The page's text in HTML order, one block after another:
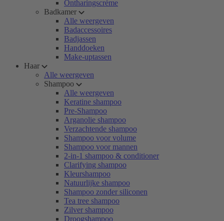
Ontharingscrème
Badkamer
Alle weergeven
Badaccessoires
Badjassen
Handdoeken
Make-uptassen
Haar
Alle weergeven
Shampoo
Alle weergeven
Keratine shampoo
Pre-Shampoo
Arganolie shampoo
Verzachtende shampoo
Shampoo voor volume
Shampoo voor mannen
2-in-1 shampoo & conditioner
Clarifying shampoo
Kleurshampoo
Natuurlijke shampoo
Shampoo zonder siliconen
Tea tree shampoo
Zilver shampoo
Droogshampoo